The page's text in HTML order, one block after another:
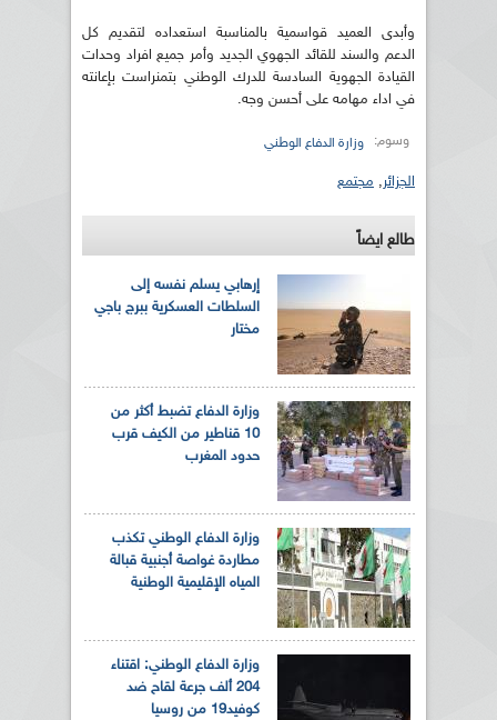
وأبدى العميد قواسمية بالمناسبة استعداده لتقديم كل
الدعم والسند للقائد الجهوي الجديد وأمر جميع افراد وحدات
القيادة الجهوية السادسة للدرك الوطني بتمنراست بإعانته
في اداء مهامه على أحسن وجه.
وسوم: وزارة الدفاع الوطني
الجزائر, مجتمع
طالع ايضاً
إرهابي يسلم نفسه إلى
السلطات العسكرية ببرج باجي
مختار
وزارة الدفاع تضبط أكثر من
10 قناطير من الكيف قرب
حدود المغرب
وزارة الدفاع الوطني تكذب
مطاردة غواصة أجنبية قبالة
المياه الإقليمية الوطنية
وزارة الدفاع الوطني: اقتناء
204 ألف جرعة لقاح ضد
كوفيد19 من روسيا